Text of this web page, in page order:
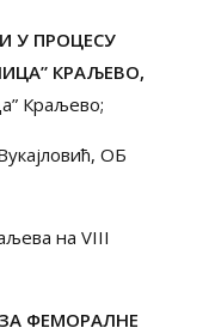
У ПРОЦЕСУ
” КРАЉЕВО,
Краљево;
ОБ
на VIII
ФЕМОРАЛНЕ